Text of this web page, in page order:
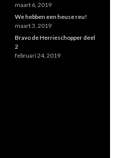
maart 6, 2019
We hebben een heuse reu!
maart 3, 2019
Bravo de Herrieschopper deel
2
februari 24, 2019